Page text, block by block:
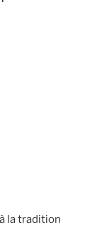
la tradition